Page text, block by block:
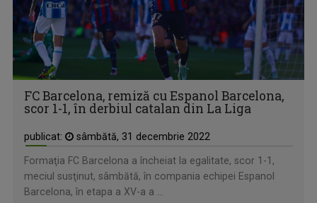
FC Barcelona, remiză cu Espanol Barcelona,
scor 1-1, în derbiul catalan din La Liga
publicat: sâmbătă, 31 decembrie 2022
Formaţia FC Barcelona a încheiat la egalitate, scor 1-1,
meciul susţinut, sâmbătă, în compania echipei Espanol
Barcelona, în etapa a XV-a a ...